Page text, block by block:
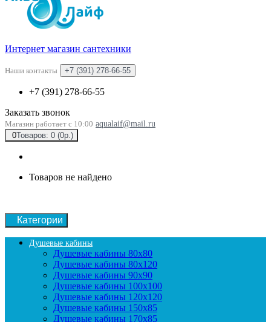
Интернет магазин сантехники
Наши контакты +7 (391) 278-66-55
+7 (391) 278-66-55
Заказать звонок
Магазин работает с 10:00 aqualaif@mail.ru
0Товаров: 0 (0р.)
Товаров не найдено
Категории
Душевые кабины
Душевые кабины 80x80
Душевые кабины 80x120
Душевые кабины 90х90
Душевые кабины 100x100
Душевые кабины 120x120
Душевые кабины 150x85
Душевые кабины 170x85